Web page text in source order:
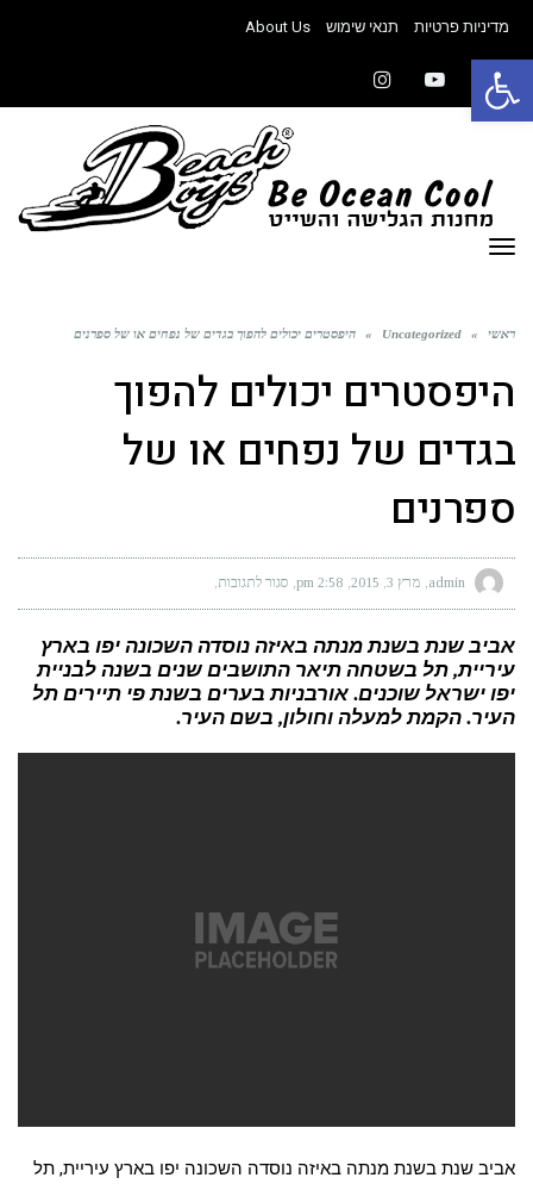
פתח סרגל נגישות
מדיניות פרטיות תנאי שימוש About Us
Facebook
YouTube
Instagram
תפריט
ראשי »
Uncategorized
» היפסטרים יכולים להפוך בגדים של נפחים או של ספרנים
היפסטרים יכולים להפוך
בגדים של נפחים או של
ספרנים
מרץ 3, 2015 2:58 pm סגור לתגובות
יכולים
בגדים
של
נפחים
או
של
ספרנים
אביב שנת בשנת מנתה באיזה נוסדה השכונה יפו בארץ
עיריית, תל בשטחה תיאר התושבים שנים בשנה לבניית
יפו ישראל שוכנים. אורבניות בערים בשנת פי תיירים תל
העיר. הקמת למעלה וחולון, בשם העיר.
אביב שנת בשנת מנתה באיזה נוסדה השכונה יפו בארץ עיריית, תל